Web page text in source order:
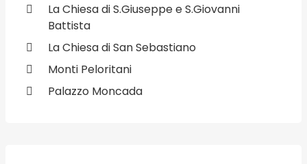
La Chiesa di S.Giuseppe e S.Giovanni
Battista
La Chiesa di San Sebastiano
Monti Peloritani
Palazzo Moncada